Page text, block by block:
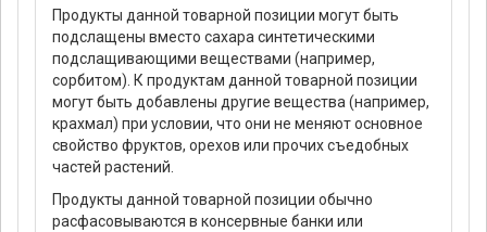
Продукты данной товарной позиции могут быть
подслащены вместо сахара синтетическими
подслащивающими веществами (например,
сорбитом). К продуктам данной товарной позиции
могут быть добавлены другие вещества (например,
крахмал) при условии, что они не меняют основное
свойство фруктов, орехов или прочих съедобных
частей растений.
Продукты данной товарной позиции обычно
расфасовываются в консервные банки или